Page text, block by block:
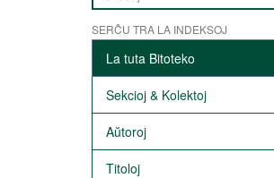
SERĈU TRA LA INDEKSOJ
La tuta Bitoteko
Sekcioj & Kolektoj
Aŭtoroj
Titoloj